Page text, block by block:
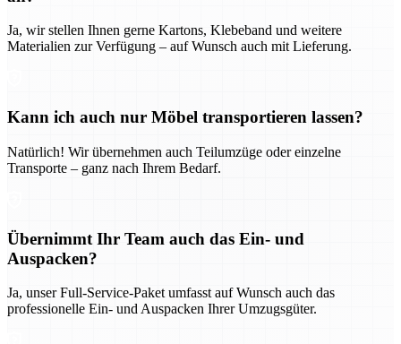
Ja, wir stellen Ihnen gerne Kartons, Klebeband und weitere
Materialien zur Verfügung – auf Wunsch auch mit Lieferung.
Kann ich auch nur Möbel transportieren lassen?
Natürlich! Wir übernehmen auch Teilumzüge oder einzelne
Transporte – ganz nach Ihrem Bedarf.
Übernimmt Ihr Team auch das Ein- und
Auspacken?
Ja, unser Full-Service-Paket umfasst auf Wunsch auch das
professionelle Ein- und Auspacken Ihrer Umzugsgüter.